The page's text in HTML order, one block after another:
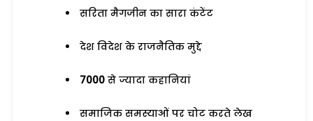
सरिता मैगजीन का सारा कंटेंट
देश विदेश के राजनैतिक मुद्दे
7000 से ज्यादा कहानियां
समाजिक समस्याओं पर चोट करते लेख